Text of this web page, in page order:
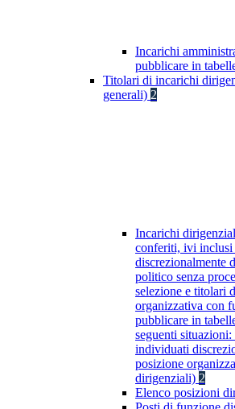
Incarichi
pubblicare in
Titolari di incarichi
generali) 2
Incarichi
conferiti, ivi
discrezionalmente
politico senza
selezione e titolari
organizzativa con
pubblicare in
seguenti
individuati
posizione
dirigenziali) 2
Elenco posizioni